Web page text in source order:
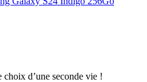
d’une seconde vie !